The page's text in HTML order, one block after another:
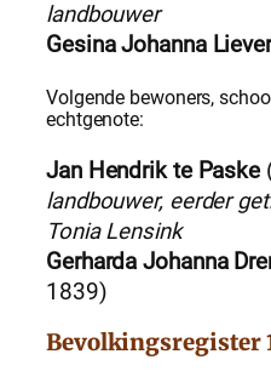
landbouwer
Gesina Johanna
Volgende bewoners,
echtgenote:
Jan Hendrik te Paske
landbouwer, eerder
Tonia Lensink
Gerharda Johanna
1839)
Bevolkingsregister